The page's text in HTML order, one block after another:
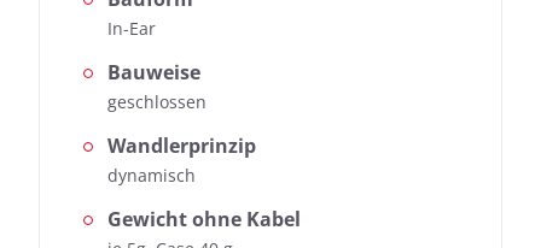
In-Ear
Bauweise
geschlossen
Wandlerprinzip
dynamisch
Gewicht ohne Kabel